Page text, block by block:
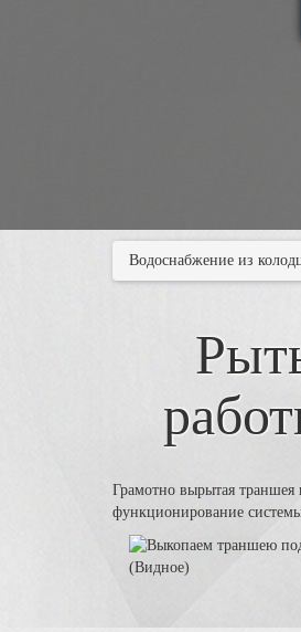
Водоснабжение из
Грамотно вырытая траншея
функционирование